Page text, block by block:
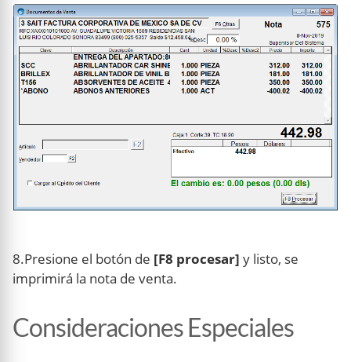
8.Presione el botón de [F8 procesar] y listo, se
imprimirá la nota de venta.
Consideraciones Especiales